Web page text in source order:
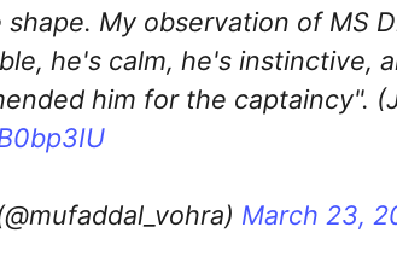
My observation of MS
he's calm, he's instinctive,
him for the captaincy".
March 23,